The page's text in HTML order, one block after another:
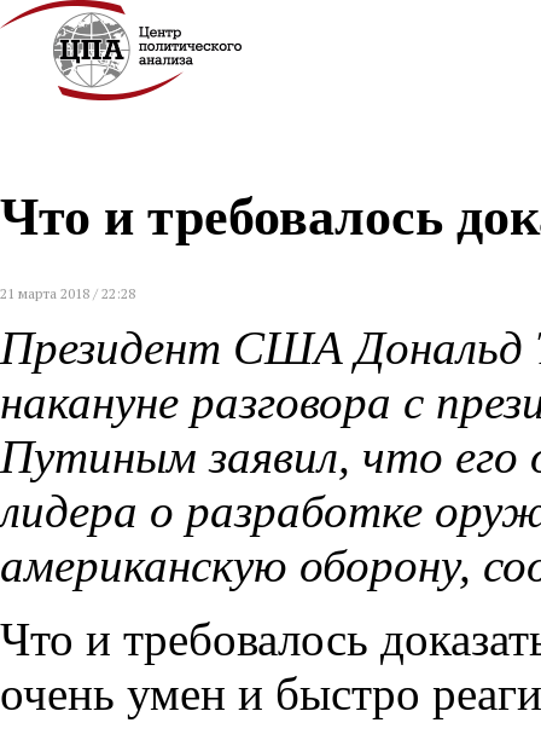
Что и требовалось
21 марта 2018 / 22:28
Президент США Дональд
накануне разговора с
Путиным заявил, что его
лидера о разработке
американскую оборону,
Что и требовалось
очень умен и быстро